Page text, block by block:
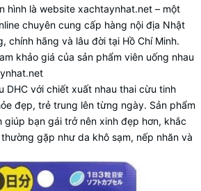
hình là website xachtaynhat.net – một
chuyên cung cấp hàng nội địa Nhật
chính hãng và lâu đời tại Hồ Chí Minh.
khảo giá của sản phẩm viên uống nhau
DHC với chiết xuất nhau thai cừu tinh
đẹp, trẻ trung lên từng ngày. Sản phẩm
giúp bạn gái trở nên xinh đẹp hơn, khắc
gặp như da khô sạm, nếp nhăn và